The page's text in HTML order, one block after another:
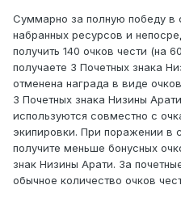
Суммарно за полную победу в
набранных ресурсов и
получить 140 очков чести (на
получаете 3 Почетных знака
отменена награда в виде
3 Почетных знака Низины
используются совместно с
экипировки. При поражении в
получите меньше бонусных
знак Низины Арати. За
обычное количество очков